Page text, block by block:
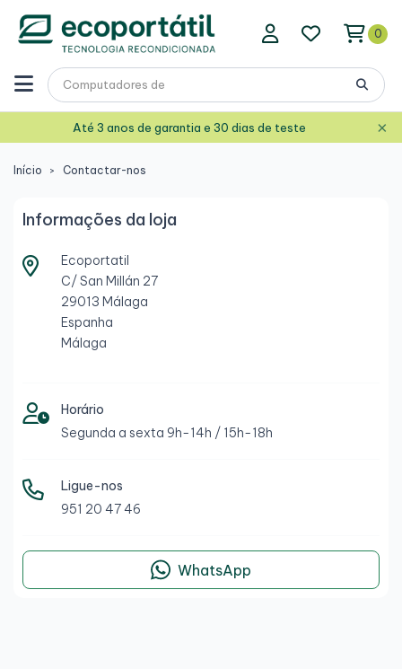
0
Até 3 anos de garantia e 30 dias de teste ×
Início Contactar-nos
Informações da loja
Ecoportatil
C/ San Millán 27
29013 Málaga
Espanha
Málaga
Horário
Segunda a sexta 9h-14h / 15h-18h
Ligue-nos
951 20 47 46
WhatsApp